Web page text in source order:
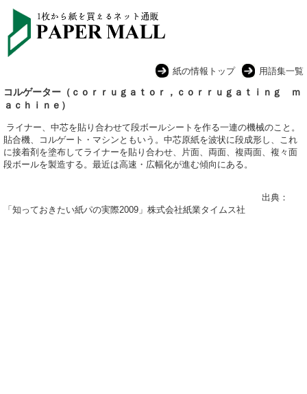
紙の情報トップ 用語集一覧
コルゲーター（ｃｏｒｒｕｇａｔｏｒ，ｃｏｒｒｕｇａｔｉｎｇ ｍ
ａｃｈｉｎｅ）
ライナー、中芯を貼り合わせて段ボールシートを作る一連の機械のこと。
貼合機、コルゲート・マシンともいう。中芯原紙を波状に段成形し、これ
に接着剤を塗布してライナーを貼り合わせ、片面、両面、複両面、複々面
段ボールを製造する。最近は高速・広幅化が進む傾向にある。
出典：
「知っておきたい紙パの実際2009」株式会社紙業タイムス社